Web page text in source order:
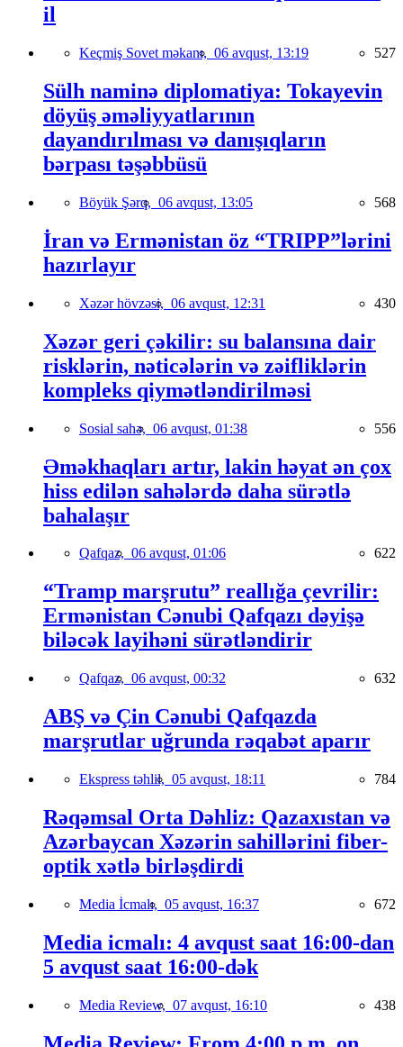
il
Keçmiş Sovet məkanı, 06 avqust, 13:19 527
Sülh naminə diplomatiya: Tokayevin
döyüş əməliyyatlarının
dayandırılması və danışıqların
bərpası təşəbbüsü
Böyük Şərq, 06 avqust, 13:05 568
İran və Ermənistan öz “TRIPP”lərini
hazırlayır
Xəzər hövzəsi, 06 avqust, 12:31 430
Xəzər geri çəkilir: su balansına dair
risklərin, nəticələrin və zəifliklərin
kompleks qiymətləndirilməsi
Sosial sahə, 06 avqust, 01:38 556
Əməkhaqları artır, lakin həyat ən çox
hiss edilən sahələrdə daha sürətlə
bahalaşır
Qafqaz, 06 avqust, 01:06 622
“Tramp marşrutu” reallığa çevrilir:
Ermənistan Cənubi Qafqazı dəyişə
biləcək layihəni sürətləndirir
Qafqaz, 06 avqust, 00:32 632
ABŞ və Çin Cənubi Qafqazda
marşrutlar uğrunda rəqabət aparır
Ekspress təhlil, 05 avqust, 18:11 784
Rəqəmsal Orta Dəhliz: Qazaxıstan və
Azərbaycan Xəzərin sahillərini fiber-
optik xətlə birləşdirdi
Media İcmalı, 05 avqust, 16:37 672
Media icmalı: 4 avqust saat 16:00-dan
5 avqust saat 16:00-dək
Media Review, 07 avqust, 16:10 438